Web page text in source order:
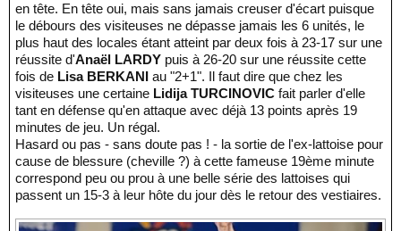
en tête. En tête oui, mais sans jamais creuser d'écart puisque
le débours des visiteuses ne dépasse jamais les 6 unités, le
plus haut des locales étant atteint par deux fois à 23-17 sur une
réussite d'Anaël LARDY puis à 26-20 sur une réussite cette
fois de Lisa BERKANI au "2+1". Il faut dire que chez les
visiteuses une certaine Lidija TURCINOVIC fait parler d'elle
tant en défense qu'en attaque avec déjà 13 points après 19
minutes de jeu. Un régal.
Hasard ou pas - sans doute pas ! - la sortie de l'ex-lattoise pour
cause de blessure (cheville ?) à cette fameuse 19ème minute
correspond peu ou prou à une belle série des lattoises qui
passent un 15-3 à leur hôte du jour dès le retour des vestiaires.